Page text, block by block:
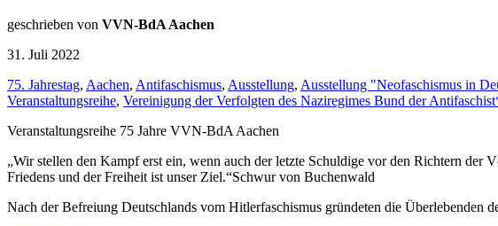
geschrieben von VVN-BdA Aachen
31. Juli 2022
75. Jahrestag, Aachen, Antifaschismus, Ausstellung, Ausstellung "Neofaschismus in
Veranstaltungsreihe, Vereinigung der Verfolgten des Naziregimes­ Bund der
Veranstaltungsreihe 75 Jahre VVN-BdA Aachen
„Wir stellen den Kampf erst ein, wenn auch der letzte Schuldige vor den Richtern der
Friedens und der Freiheit ist unser Ziel.“Schwur von Buchenwald
Nach der Befreiung Deutschlands vom Hitlerfaschismus gründeten die Überlebenden